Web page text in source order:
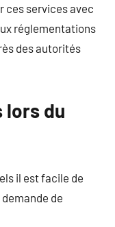
ces services avec
réglementations
des autorités
lors du
il est facile de
de